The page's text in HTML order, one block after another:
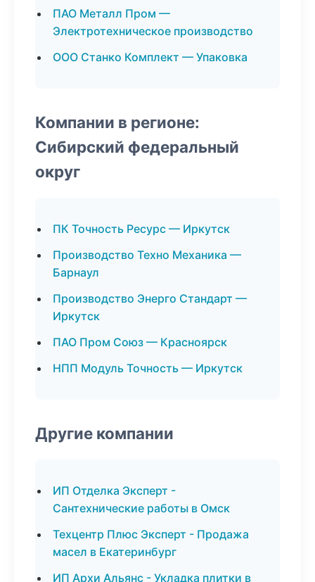
ПАО Металл Пром —
Электротехническое производство
ООО Станко Комплект — Упаковка
Компании в регионе:
Сибирский федеральный
округ
ПК Точность Ресурс — Иркутск
Производство Техно Механика —
Барнаул
Производство Энерго Стандарт —
Иркутск
ПАО Пром Союз — Красноярск
НПП Модуль Точность — Иркутск
Другие компании
ИП Отделка Эксперт -
Сантехнические работы в Омск
Техцентр Плюс Эксперт - Продажа
масел в Екатеринбург
ИП Архи Альянс - Укладка плитки в